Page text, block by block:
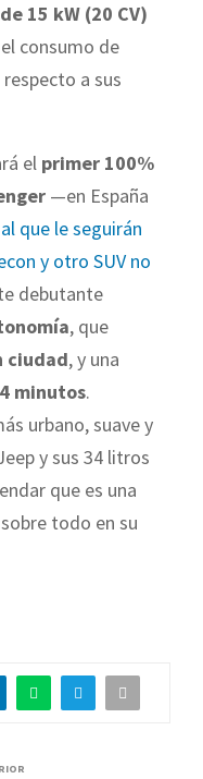
15 kW (20 CV)
consumo de
a sus
el primer 100%
—en España
al que le seguirán
y otro SUV no
debutante
, que
ciudad, y una
minutos.
urbano, suave y
y sus 34 litros
que es una
todo en su